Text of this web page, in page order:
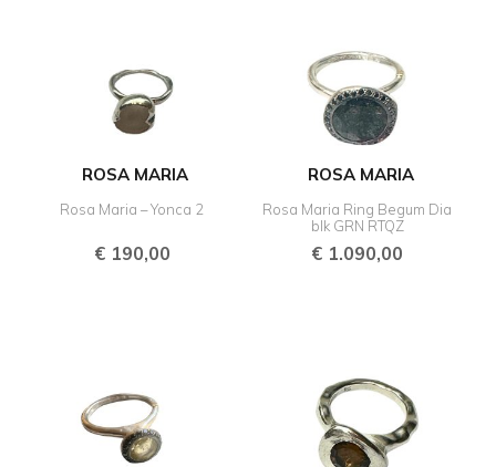
ROSA MARIA
Rosa Maria – Yonca 2
€190,00
ROSA MARIA
Rosa Maria Ring Begum Dia
blk GRN RTQZ
€ 1.090,00